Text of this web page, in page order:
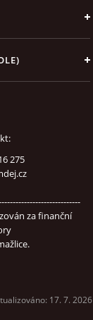
275
za finanční
17. 7. 2026